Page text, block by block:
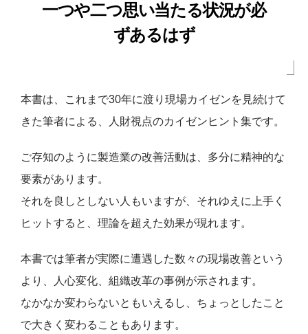
一つや二つ思い当たる状況が必
ずあるはず
本書は、これまで30年に渡り現場カイゼンを見続けて
きた筆者に よる、人財視点のカイゼン ヒント集です。
ご存知のように製造業の改善活動は、多分に精神的な
要素がありま す。
それを良しとしない人もいますが、それゆえに上手く
ヒットすると
、理論を超えた効果が現れます。
本書では筆者が実際に遭遇した数々の現場改善という
より、人心変化、組織改革の事例が示されます。
なかなか変わらないともいえるし、ちょっとしたこと
で大きく変わることもあります。